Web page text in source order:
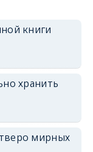
книги
хранить
мирных